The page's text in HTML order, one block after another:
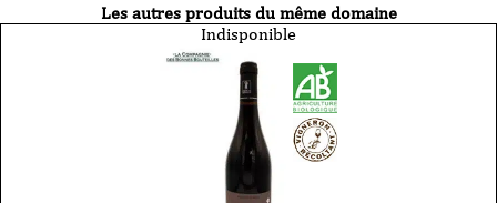
Les autres produits du même domaine
Indisponible